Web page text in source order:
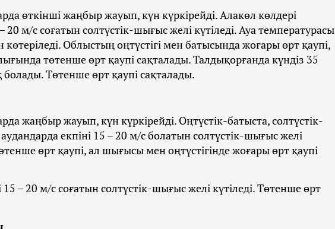
өткінші жаңбыр жауып, күн күркірейді. Алакөл көлдері
20 м/с соғатын солтүстік-шығыс желі күтіледі. Ауа температурасы
көтеріледі. Облыстың оңтүстігі мен батысында жоғары өрт қаупі,
төтенше өрт қаупі сақталады. Талдықорғанда күндіз 35
болады. Төтенше өрт қаупі сақталады.
жаңбыр жауып, күн күркірейді. Оңтүстік-батыста, солтүстік-
екпіні 15 – 20 м/с болатын солтүстік-шығыс желі
өрт қаупі, ал шығысы мен оңтүстігінде жоғары өрт қаупі
15 – 20 м/с соғатын солтүстік-шығыс желі күтіледі. Төтенше өрт